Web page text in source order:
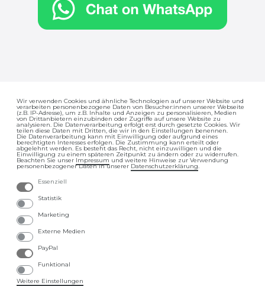
Impressum Daten­schutz­erklärung
AGB
Wir verwenden Cookies und ähnliche Technologien auf unserer Website und
verarbeiten personenbezogene Daten von Besucher:innen unserer Webseite
(z.B. IP-Adresse), um z.B. Inhalte und Anzeigen zu personalisieren, Medien
von Drittanbietern einzubinden oder Zugriffe auf unsere Website zu
analysieren. Die Datenverarbeitung erfolgt erst durch gesetzte Cookies. Wir
teilen diese Daten mit Dritten, die wir in den Einstellungen benennen.
Die Datenverarbeitung kann mit Einwilligung oder aufgrund eines
berechtigten Interesses erfolgen. Die Zustimmung kann erteilt oder
abgelehnt werden. Es besteht das Recht, nicht einzuwilligen und die
Einwilligung zu einem späteren Zeitpunkt zu ändern oder zu widerrufen.
Beachten Sie unser Impressum und weitere Hinweise zur Verwendung
personenbezogener Daten in unserer Daten­schutz­erklärung.
Essenziell
Statistik
Marketing
Externe Medien
PayPal
Funktional
Weitere Einstellungen